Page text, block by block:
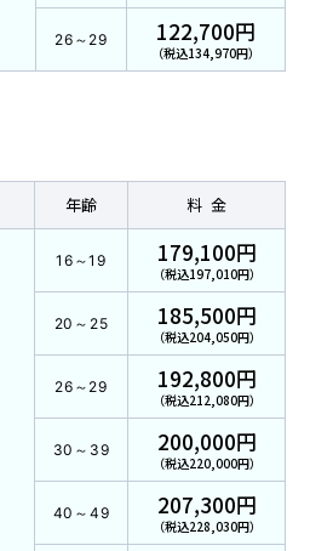
26～29 122,700円
（税込134,970円）
年齢 料金
16～19 179,100円
（税込197,010円）
20～25 185,500円
（税込204,050円）
26～29 192,800円
（税込212,080円）
30～39 200,000円
（税込220,000円）
40～49 207,300円
（税込228,030円）